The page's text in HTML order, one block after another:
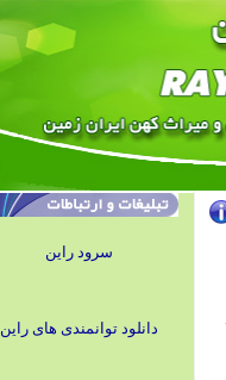
سرود راین
دانلود توانمندی های راین